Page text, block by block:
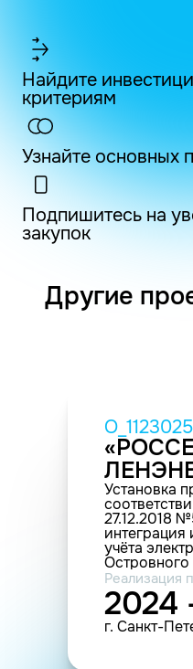
Найдите
критериям
Узнайте основных
Подпишитесь на
закупок
Другие
Установка
27.12.2018
интеграция
учёта
устройств
"Альбатрос"
Реализация
2024
г. Санкт-